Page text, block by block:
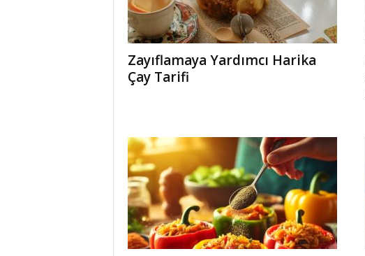
Zayıflamaya Yardımcı Harika
Çay Tarifi